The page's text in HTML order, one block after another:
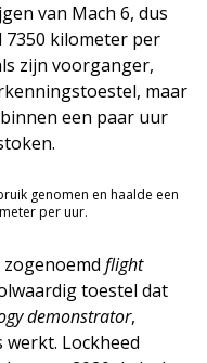
van Mach 6, dus
7350 kilometer per
zijn voorganger,
maar
een paar uur
genomen en haalde een
per uur.
flight
toestel dat
demonstrator,
Lockheed